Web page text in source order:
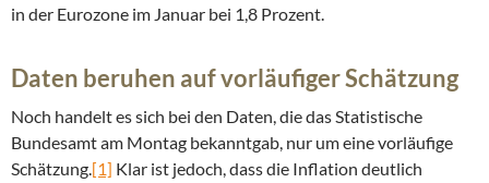
in der Eurozone im Januar bei 1,8 Prozent.
Daten beruhen auf vorläufiger Schätzung
Noch handelt es sich bei den Daten, die das Statistische
Bundesamt am Montag bekanntgab, nur um eine vorläufige
Schätzung.[1] Klar ist jedoch, dass die Inflation deutlich